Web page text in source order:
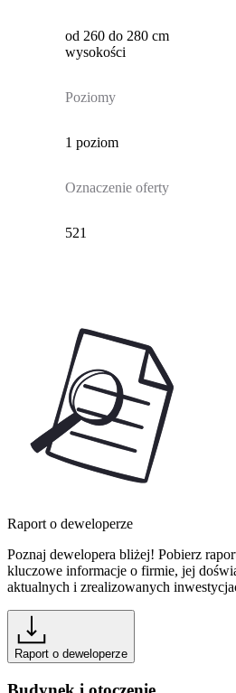
od 260 do 280 cm
wysokości
Poziomy
1 poziom
Oznaczenie oferty
521
Raport o deweloperze
Poznaj dewelopera bliżej! Pobierz
kluczowe informacje o firmie, jej
aktualnych i zrealizowanych
Raport o deweloperze